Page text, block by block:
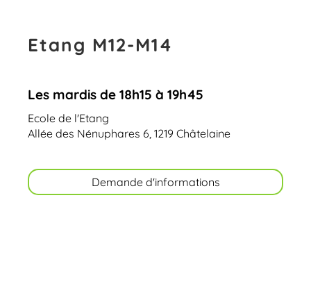
Etang M12-M14
Les mardis de 18h15 à 19h45
Ecole de l'Etang
Allée des Nénuphares 6, 1219 Châtelaine
Demande d'informations